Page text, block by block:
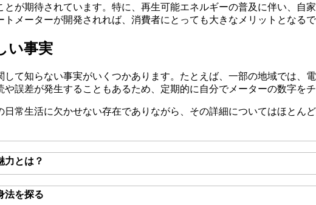
が期待されています。特に、再生可能エネルギーの普及に伴い、自
メーターが開発されれば、消費者にとっても大きなメリットとなるで
い事実
て知らない事実がいくつかあります。たとえば、一部の地域では
誤差が発生することもあるため、定期的に自分でメーターの数字を
常生活に欠かせない存在でありながら、その詳細についてはほとん
力とは？
法を探る